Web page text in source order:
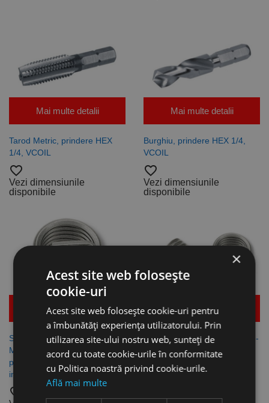
Mai multe detalii
Tarod Metric, prindere HEX
1/4, VCOIL
favorite_border
Vezi dimensiunile
disponibile
Mai multe detalii
Burghiu, prindere HEX 1/4,
VCOIL
favorite_border
Vezi dimensiunile
disponibile
Mai multe detalii
Sarma de insertie tip "S",
Metric / Metric Fin, DIN 8140
pentru filete M 26 - M 36, otel
inoxidabil, Volkel
favorite_border
Mai multe detalii
Sarma de insertie tip S, BSW -
BSF, VOLKEL
favorite_border
×
Acest site web folosește
cookie-uri
Acest site web folosește cookie-uri pentru
a îmbunătăți experiența utilizatorului. Prin
utilizarea site-ului nostru web, sunteți de
acord cu toate cookie-urile în conformitate
cu Politica noastră privind cookie-urile.
Află mai multe